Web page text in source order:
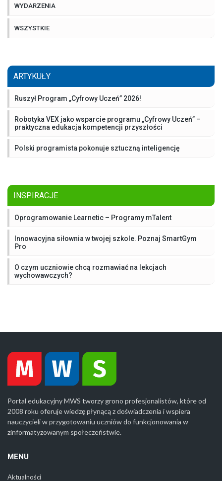
WYDARZENIA
WSZYSTKIE
ARTYKUŁY
Ruszył Program „Cyfrowy Uczeń” 2026!
Robotyka VEX jako wsparcie programu „Cyfrowy Uczeń” –
praktyczna edukacja kompetencji przyszłości
Polski programista pokonuje sztuczną inteligencję
INSPIRACJE
Oprogramowanie Learnetic – Programy mTalent
Innowacyjna siłownia w twojej szkole. Poznaj SmartGym
Pro
O czym uczniowie chcą rozmawiać na lekcjach
wychowawczych?
Portal edukacyjny MWS tworzy grono profesjonalistów, które od
2008 roku oferuje wiedzę płynącą z doświadczenia i wspiera
nauczycieli w przygotowaniu uczniów do funkcjonowania w
zinformatyzowanym społeczeństwie.
MENU
Aktualności